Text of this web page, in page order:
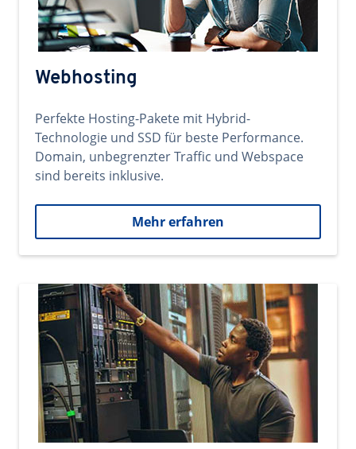
Webhosting
Perfekte Hosting-Pakete mit Hybrid-
Technologie und SSD für beste Performance.
Domain, unbegrenzter Traffic und Webspace
sind bereits inklusive.
Mehr erfahren